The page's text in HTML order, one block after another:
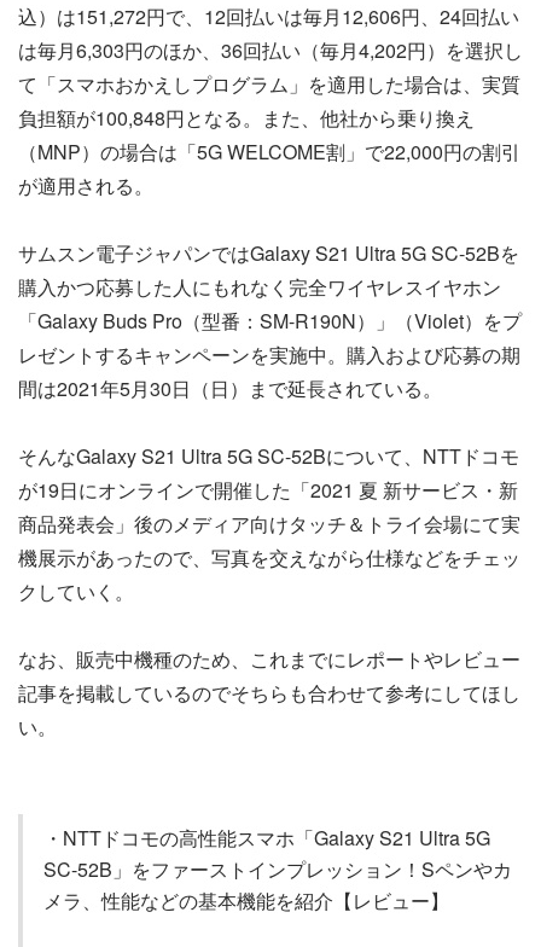
込）は151,272円で、12回払いは毎月12,606円、24回払い
は毎月6,303円のほか、36回払い（毎月4,202円）を選択し
て「スマホおかえしプログラム」を適用した場合は、実質
負担額が100,848円となる。また、他社から乗り換え
（MNP）の場合は「5G WELCOME割」で22,000円の割引
が適用される。
サムスン電子ジャパンではGalaxy S21 Ultra 5G SC-52Bを
購入かつ応募した人にもれなく完全ワイヤレスイヤホン
「Galaxy Buds Pro（型番：SM-R190N）」（Violet）をプ
レゼントするキャンペーンを実施中。購入および応募の期
間は2021年5月30日（日）まで延長されている。
そんなGalaxy S21 Ultra 5G SC-52Bについて、NTTドコモ
が19日にオンラインで開催した「2021 夏 新サービス・新
商品発表会」後のメディア向けタッチ＆トライ会場にて実
機展示があったので、写真を交えながら仕様などをチェッ
クしていく。
なお、販売中機種のため、これまでにレポートやレビュー
記事を掲載しているのでそちらも合わせて参考にしてほし
い。
・NTTドコモの高性能スマホ「Galaxy S21 Ultra 5G
SC-52B」をファーストインプレッション！Sペンやカ
メラ、性能などの基本機能を紹介【レビュー】